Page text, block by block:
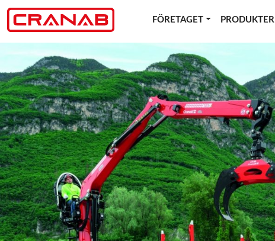
FÖRETAGET PRODUKTER